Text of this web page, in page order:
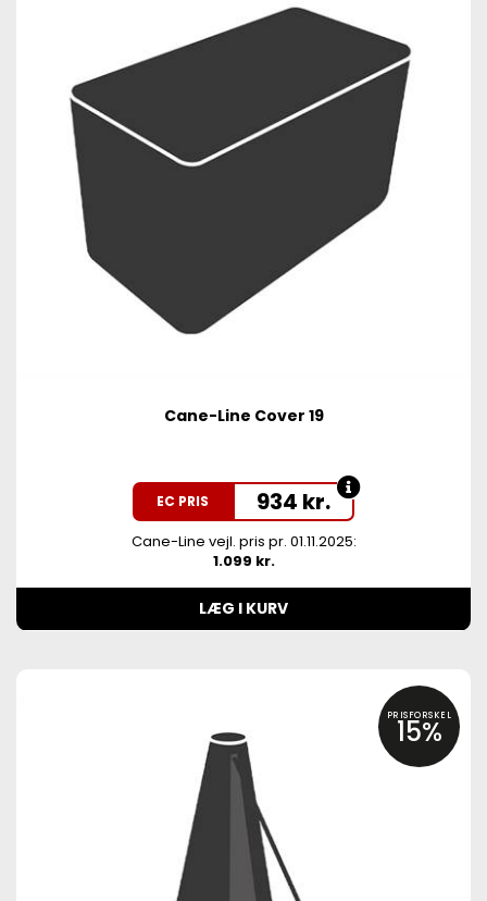
Cane-Line Cover 19
EC PRIS 934 kr.
Cane-Line vejl. pris pr. 01.11.2025:
1.099 kr.
LÆG I KURV
PRISFORSKEL
15%